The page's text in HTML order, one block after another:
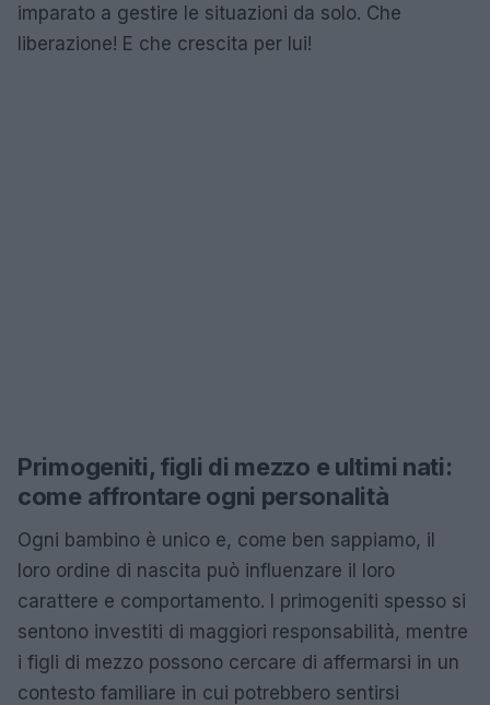
imparato a gestire le situazioni da solo. Che
liberazione! E che crescita per lui!
Primogeniti, figli di mezzo e ultimi nati:
come affrontare ogni personalità
Ogni bambino è unico e, come ben sappiamo, il
loro ordine di nascita può influenzare il loro
carattere e comportamento. I primogeniti spesso si
sentono investiti di maggiori responsabilità, mentre
i figli di mezzo possono cercare di affermarsi in un
contesto familiare in cui potrebbero sentirsi